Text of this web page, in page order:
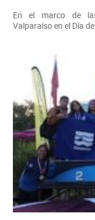
En el marco de
Valparaíso en el Día